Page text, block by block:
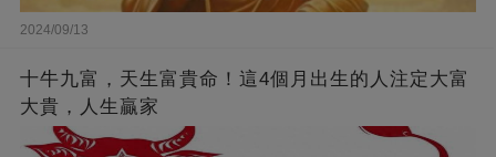
2024/09/13
十牛九富，天生富貴命！這4個月出生的人注定大富
大貴，人生贏家